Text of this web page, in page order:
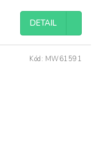
DETAIL
Kód: MW61591